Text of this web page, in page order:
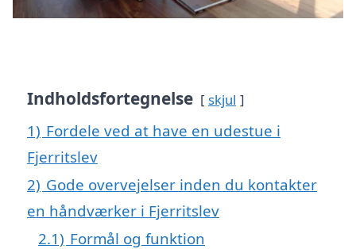
Indholdsfortegnelse skjul
1) Fordele ved at have en udestue i
Fjerritslev
2) Gode overvejelser inden du kontakter
en håndværker i Fjerritslev
2.1) Formål og funktion